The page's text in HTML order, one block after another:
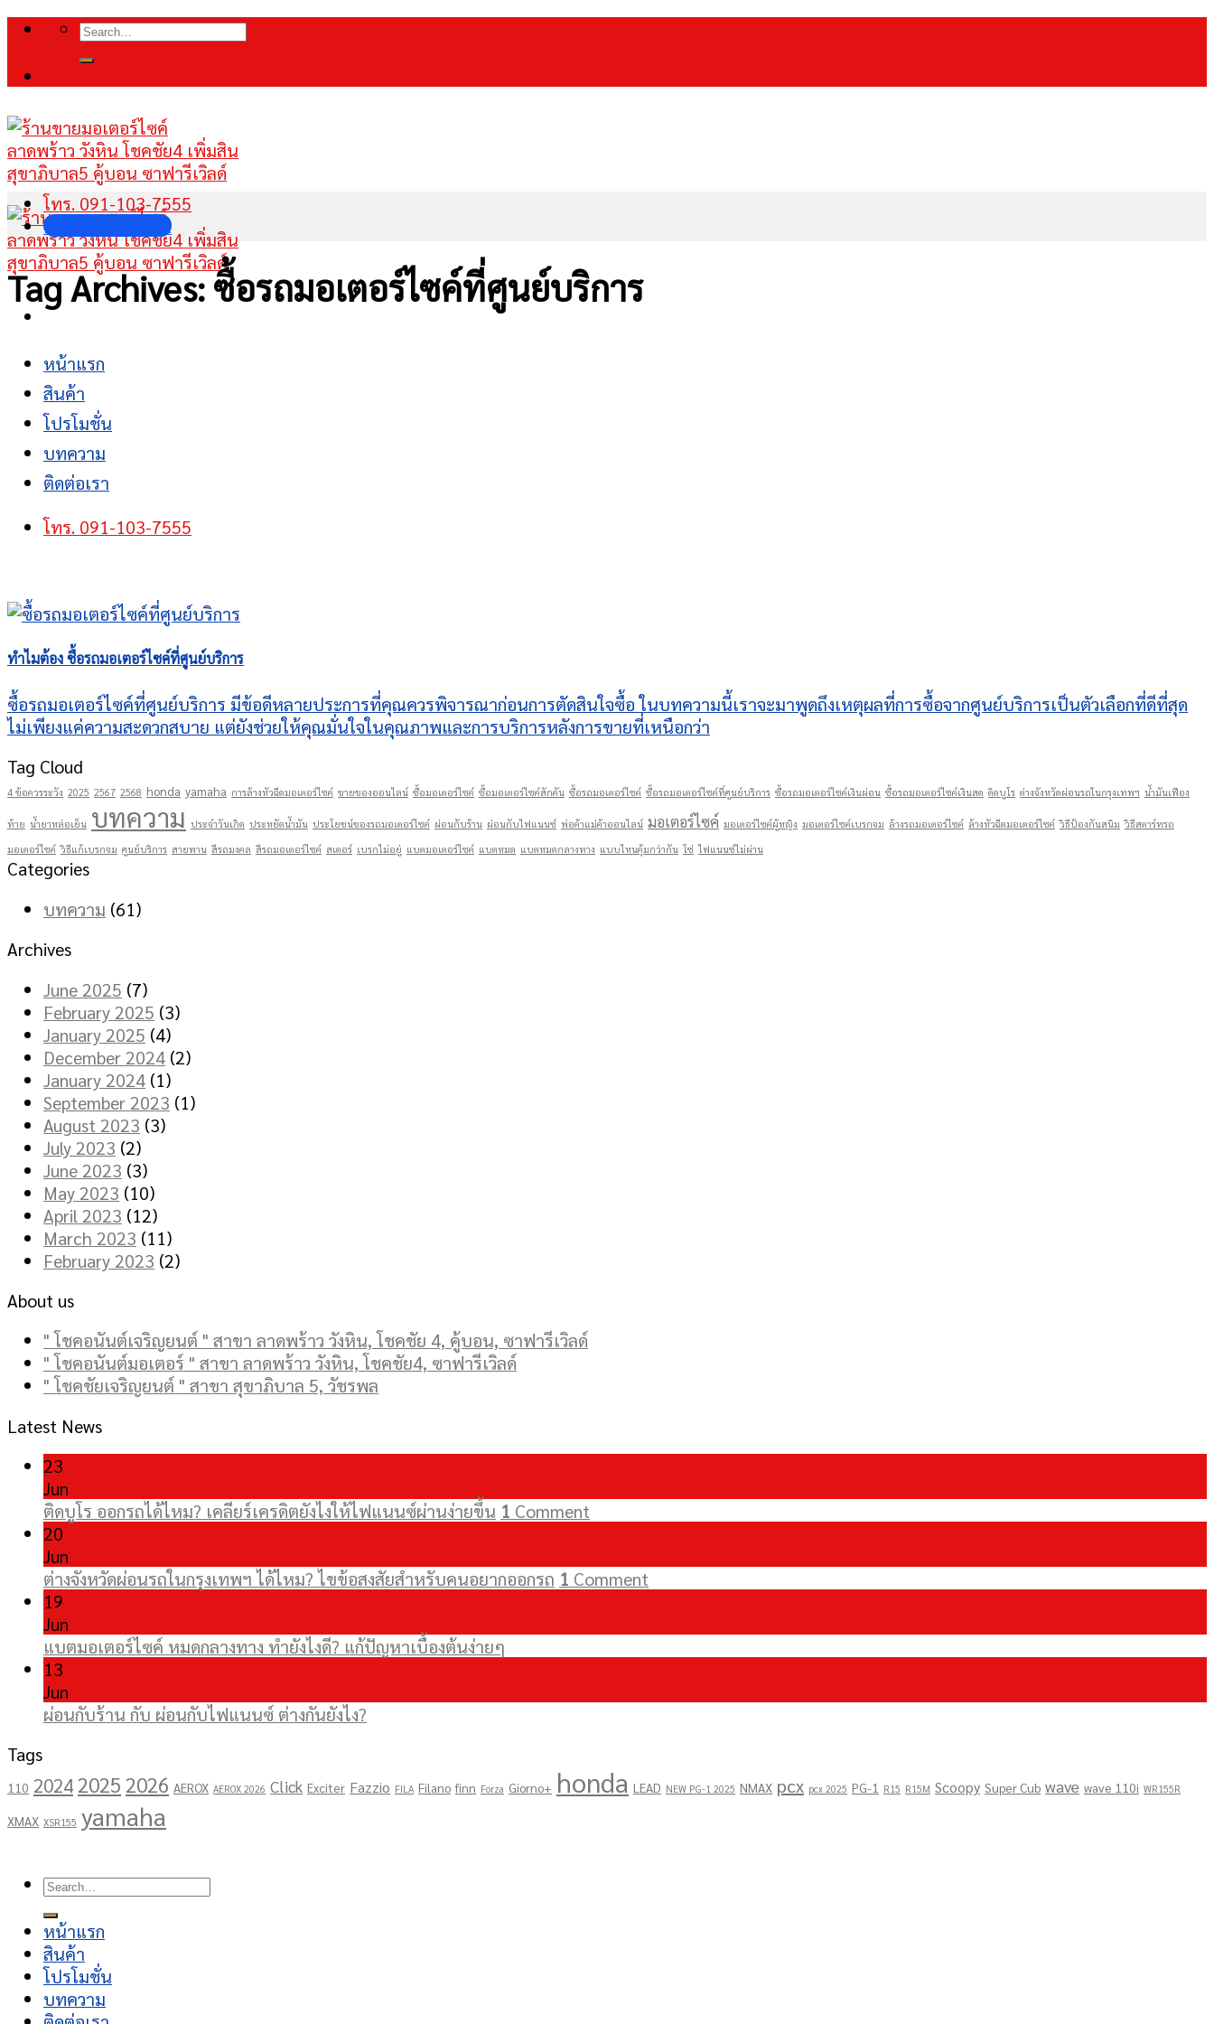
Skip
content
Search
หน้าแรก
สินค้า
โปรโมชั่น
บทความ
ติดต่อเรา
โทร. 091-103-7555
โทร. 091-103-7555
INBOX FANPAGE
Tag Archives: ซื้อรถมอเตอร์ไซค์ที่ศูนย์บริการ
ทำไมต้อง ซื้อรถมอเตอร์ไซค์ที่ศูนย์บริการ
ซื้อรถมอเตอร์ไซค์ที่ศูนย์บริการ มีข้อดีหลายประการที่คุณควรพิจารณาก่อนการตัดสินใจซื้อ ในบทความนี้เราจะมาพูดถึงเหตุผลที่การซื้อจากศูนย์บริการเป็นตัวเลือกที่ดีที่สุด
ไม่เพียงแค่ความสะดวกสบาย แต่ยังช่วยให้คุณมั่นใจในคุณภาพและการบริการหลังการขายที่เหนือกว่า
Tag Cloud
4 ข้อควรระวัง 2025 2567 2568 honda yamaha การล้างหัวฉีดมอเตอร์ไซค์ ขายของออนไลน์ ซื้อมอเตอร์ไซค์ ซื้อมอเตอร์ไซค์สักคัน ซื้อรถมอเตอร์ไซค์ ซื้อรถมอเตอร์ไซค์ที่ศูนย์บริการ ซื้อรถมอเตอร์ไซค์เงินผ่อน ซื้อรถมอเตอร์ไซค์เงินสด ติดบูโร ต่างจังหวัดผ่อนรถในกรุงเทพฯ น้ำมันเฟือง
ท้าย น้ำยาหล่อเย็น บทความ ประจำวันเกิด ประหยัดน้ำมัน ประโยชน์ของรถมอเตอร์ไซค์ ผ่อนกับร้าน ผ่อนกับไฟแนนซ์ พ่อค้าแม่ค้าออนไลน์ มอเตอร์ไซค์ มอเตอร์ไซค์ผู้หญิง มอเตอร์ไซค์เบรกจม ล้างรถมอเตอร์ไซค์ ล้างหัวฉีดมอเตอร์ไซค์ วิธีป้องกันสนิม วิธีสตาร์ทรถ
มอเตอร์ไซค์ วิธีแก้เบรกจม ศูนย์บริการ สายพาน สีรถมงคล สีรถมอเตอร์ไซค์ สเตอร์ เบรกไม่อยู่ แบตมอเตอร์ไซค์ แบตหมด แบตหมดกลางทาง แบบไหนคุ้มกว่ากัน โซ่ ไฟแนนซ์ไม่ผ่าน
Categories
บทความ (61)
Archives
June 2025 (7)
February 2025 (3)
January 2025 (4)
December 2024 (2)
January 2024 (1)
September 2023 (1)
August 2023 (3)
July 2023 (2)
June 2023 (3)
May 2023 (10)
April 2023 (12)
March 2023 (11)
February 2023 (2)
About us
" โชคอนันต์เจริญยนต์ " สาขา ลาดพร้าว วังหิน, โชคชัย 4, คู้บอน, ซาฟารีเวิลด์
" โชคอนันต์มอเตอร์ " สาขา ลาดพร้าว วังหิน, โชคชัย4, ซาฟารีเวิลด์
" โชคชัยเจริญยนต์ " สาขา สุขาภิบาล 5, วัชรพล
Latest News
23
Jun
ติดบูโร ออกรถได้ไหม? เคลียร์เครดิตยังไงให้ไฟแนนซ์ผ่านง่ายขึ้น 1 Comment
20
Jun
ต่างจังหวัดผ่อนรถในกรุงเทพฯ ได้ไหม? ไขข้อสงสัยสำหรับคนอยากออกรถ 1 Comment
19
Jun
แบตมอเตอร์ไซค์ หมดกลางทาง ทำยังไงดี? แก้ปัญหาเบื้องต้นง่ายๆ
13
Jun
ผ่อนกับร้าน กับ ผ่อนกับไฟแนนซ์ ต่างกันยังไง?
Tags
110 20242025 2026 AEROX AEROX 2026 Click Exciter Fazzio FILA Filano finn Forza Giorno+ honda LEAD NEW PG-1 2025 NMAX pcx pcx 2025 PG-1 R15 R15M Scoopy Super Cub wave wave 110i WR155R
XMAX XSR155 yamaha
Search
หน้าแรก
สินค้า
โปรโมชั่น
บทความ